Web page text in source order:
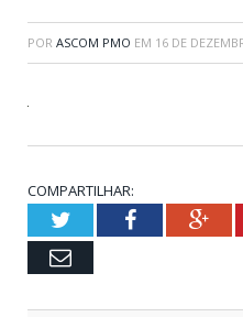
POR ASCOM PMO EM 16 DE
COMPARTILHAR:
TwitterFacebook
Email